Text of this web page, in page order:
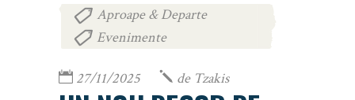
Aproape & Departe
Evenimente
27/11/2025 de Tzakis